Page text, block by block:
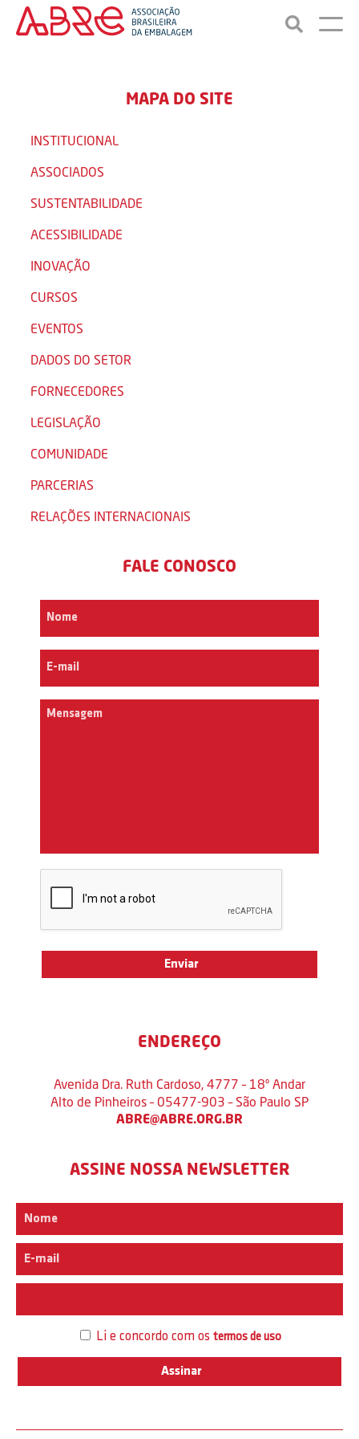
MAPA DO SITE
INSTITUCIONAL
ASSOCIADOS
SUSTENTABILIDADE
ACESSIBILIDADE
INOVAÇÃO
CURSOS
EVENTOS
DADOS DO SETOR
FORNECEDORES
LEGISLAÇÃO
COMUNIDADE
PARCERIAS
RELAÇÕES INTERNACIONAIS
FALE CONOSCO
ENDEREÇO
Avenida Dra. Ruth Cardoso, 4777 – 18º Andar
Alto de Pinheiros – 05477-903 – São Paulo SP
ABRE@ABRE.ORG.BR
ASSINE NOSSA NEWSLETTER
Li e concordo com os termos de uso